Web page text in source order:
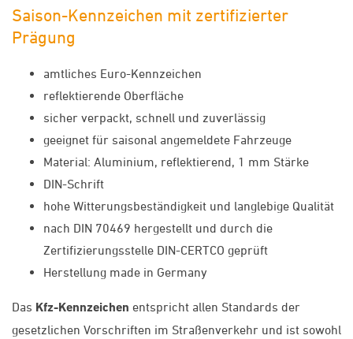
Saison-Kennzeichen mit zertifizierter
Prägung
amtliches Euro-Kennzeichen
reflektierende Oberfläche
sicher verpackt, schnell und zuverlässig
geeignet für saisonal angemeldete Fahrzeuge
Material: Aluminium, reflektierend, 1 mm Stärke
DIN-Schrift
hohe Witterungsbeständigkeit und langlebige Qualität
nach DIN 70469 hergestellt und durch die
Zertifizierungsstelle DIN-CERTCO geprüft
Herstellung made in Germany
Das Kfz-Kennzeichen entspricht allen Standards der
gesetzlichen Vorschriften im Straßenverkehr und ist sowohl